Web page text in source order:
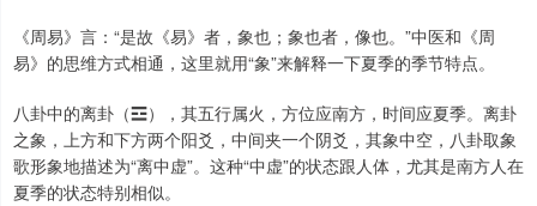
《周易》言：“是故《易》者，象也；象也者，像也。”中医和《周
易》的思维方式相通，这里就用“象”来解释一下夏季的季节特点。
八卦中的离卦（☲），其五行属火，方位应南方，时间应夏季。离卦
之象，上方和下方两个阳爻，中间夹一个阴爻，其象中空，八卦取象
歌形象地描述为“离中虚”。这种“中虚”的状态跟人体，尤其是南方人在
夏季的状态特别相似。